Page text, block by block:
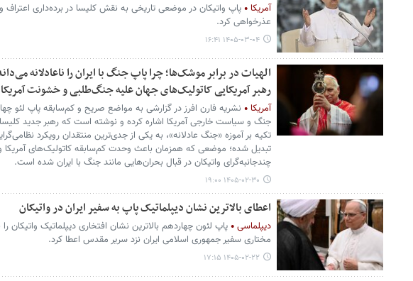
آمریکا
پاپ واتیکان در موضعی تاریخی به نقش کلیسا در برده‌داری اعتراف
عذرخواهی کرد.
۱۴۰۵-۰۳-۰۴ ۱۶:۴۱
الهیات در برابر موشک‌ها؛ چرا پاپ جنگ با ایران را ناعادلانه
رهبر آمریکایی کاتولیک‌های جهان علیه جنگ‌طلبی و خشونت آمریکا
آمریکا
نشریه فارن افرز در گزارشی به مواضع صریح و کم‌سابقه پاپ لئو
جنگ و سیاست خارجی آمریکا اشاره کرده و نوشته است که رهبر جدید
تکیه بر آموزه «جنگ عادلانه»، به یکی از جدی‌ترین منتقدان رویکرد
تبدیل شده؛ موضعی که همزمان باعث وحدت کم‌سابقه کاتولیک‌های آمریکا
چندجانبه‌گرای واتیکان در قبال بحران‌هایی مانند جنگ با ایران شده است.
۱۴۰۵-۰۲-۳۰ ۱۹:۰۰
اعطای بالاترین نشان دیپلماتیک پاپ به سفیر ایران در واتیکان
دیپلماسی
پاپ لئون چهاردهم بالاترین نشان افتخاری دیپلماتیک
مختاری سفیر جمهوری اسلامی ایران نزد سریر مقدس اعطا کرد.
۱۴۰۵-۰۲-۲۲ ۱۷:۱۵